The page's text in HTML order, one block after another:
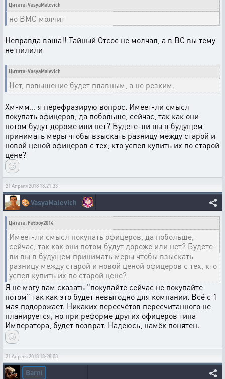
Цитата: VasyaMalevich
но ВМС молчит
Неправда ваша!! Тайный Отсос не молчал, а в ВС вы тему
не пилили
Цитата: VasyaMalevich
Нет, повышение будет плавным, а не резким.
Хм-мм... я перефразирую вопрос. Имеет-ли смысл
покупать офицеров, да побольше, сейчас, так как они
потом будут дороже или нет? Будете-ли вы в будущем
принимать меры чтобы взыскать разницу между старой и
новой ценой офицеров с тех, кто успел купить их по старой
цене?
21 Апреля 2018 18:21:33
🎨VasyaMalevich
Цитата: Fatboy2014
Имеет-ли смысл покупать офицеров, да побольше,
сейчас, так как они потом будут дороже или нет? Будете-
ли вы в будущем принимать меры чтобы взыскать
разницу между старой и новой ценой офицеров с тех, кто
успел купить их по старой цене?
Я не могу вам сказать "покупайте сейчас не покупайте
потом" так как это будет невыгодно для компании. Всё с 1
мая подорожает. Никаких пересчётов пересчитанного не
планируется, но при реформе других офицеров типа
Императора, будет возврат. Надеюсь, намёк понятен.
21 Апреля 2018 18:28:08
Barni